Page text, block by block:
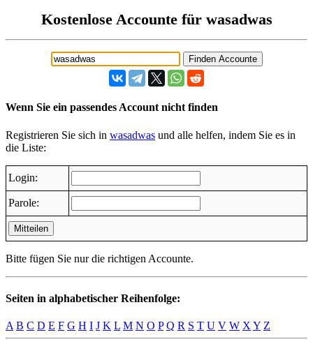
Kostenlose Accounte für wasadwas
Wenn Sie ein passendes Account nicht finden
Registrieren Sie sich in wasadwas und alle helfen, indem Sie es in
die Liste:
Login:
Parole:
Mitteilen
Bitte fügen Sie nur die richtigen Accounte.
Seiten in alphabetischer Reihenfolge:
A B C D E F G H I J K L M N O P Q R S T U V W X Y Z